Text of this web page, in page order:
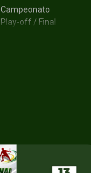
Campeonato
Play-off / Final